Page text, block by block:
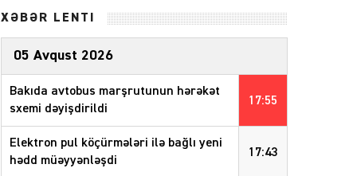
XƏBƏR LENTİ
05 Avqust 2026
17:55
Bakıda avtobus marşrutunun hərəkət
sxemi dəyişdirildi
17:43
Elektron pul köçürmələri ilə bağlı yeni
hədd müəyyənləşdi